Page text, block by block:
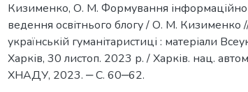
Кизименко, О. М. Формування
ведення освітнього блогу / О. М. Кизименко
українській гуманітаристиці : матеріали
Харків, 30 листоп. 2023 р. / Харків. нац.
ХНАДУ, 2023. ‒ С. 60‒62.